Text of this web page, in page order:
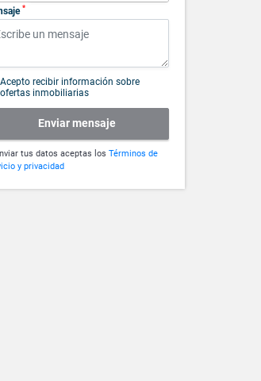
*
Acepto recibir información sobre
ofertas inmobiliarias
Enviar mensaje
tus datos aceptas los Términos de
y privacidad